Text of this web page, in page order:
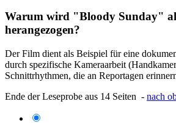
Warum wird "Bloody Sunday"
herangezogen?
Der Film dient als Beispiel für eine
durch spezifische Kameraarbeit
Schnittrhythmen, die an Reportagen
Ende der Leseprobe aus 14 Seiten - nach